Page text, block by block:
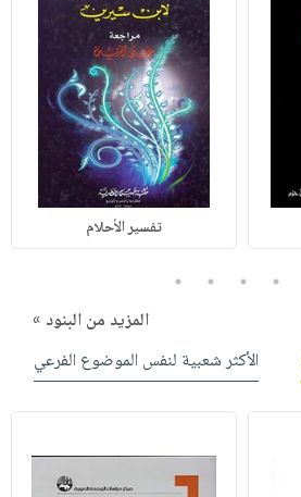
تفسير الأحلام
2
3
4
5
المزيد من البنود »
الأكثر شعبية لنفس الموضوع الفرعي